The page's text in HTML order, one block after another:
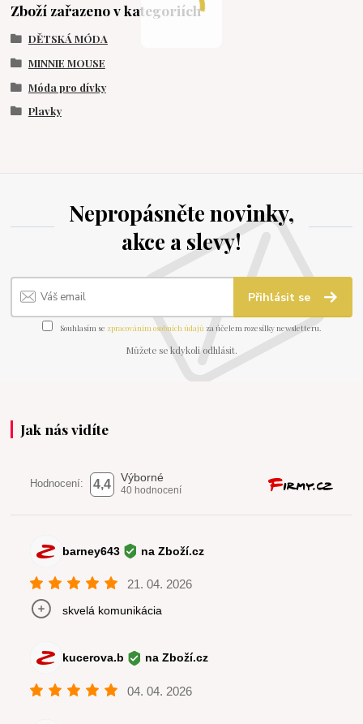
Zboží zařazeno v kategoriích
DĚTSKÁ MÓDA
MINNIE MOUSE
Móda pro dívky
Plavky
Nepropásněte novinky,
akce a slevy!
Přihlásit se
Souhlasím se zpracováním osobních údajů za účelem rozesílky newsletteru.
Můžete se kdykoli odhlásit.
Jak nás vidíte